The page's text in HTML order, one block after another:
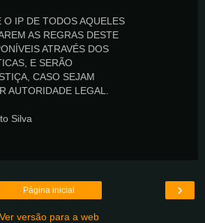
IP DE TODOS AQUELES
AS REGRAS DESTE
ATRAVÉS DOS
E SERÃO
CASO SEJAM
AUTORIDADE LEGAL.
Silva
›
Página inicial
Ver versão para a web